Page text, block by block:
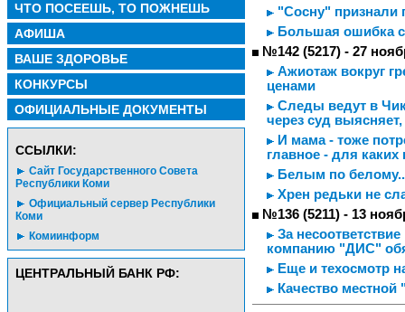
ЧТО ПОСЕЕШЬ, ТО ПОЖНЕШЬ
АФИША
ВАШЕ ЗДОРОВЬЕ
КОНКУРСЫ
ОФИЦИАЛЬНЫЕ ДОКУМЕНТЫ
CСЫЛКИ:
Сайт Государственного Совета
Республики Коми
Официальный сервер Республики
Коми
Комиинформ
ЦЕНТРАЛЬНЫЙ БАНК РФ:
"Сосну" признали
Большая ошибка
№142 (5217) - 27
Ажиотаж вокруг
ценами
Следы ведут в
через суд
И мама - тоже
главное - для каких
Белым по
Хрен редьки не
№136 (5211) - 13
За
компанию "ДИС"
Еще и техосмотр
Качество